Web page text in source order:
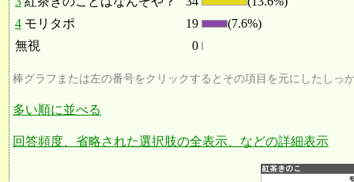
4 モリタポ 19
(7.6%)
無視
0
棒グラフまたは左の番号をクリックするとその項目を元にしたしっ
多い順に並べる
回答頻度、省略された選択肢の全表示、などの詳細表示